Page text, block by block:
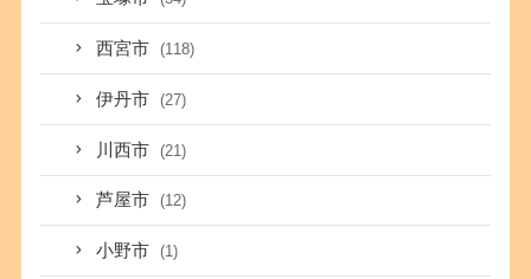
西宮市 (118)
伊丹市 (27)
川西市 (21)
芦屋市 (12)
小野市 (1)